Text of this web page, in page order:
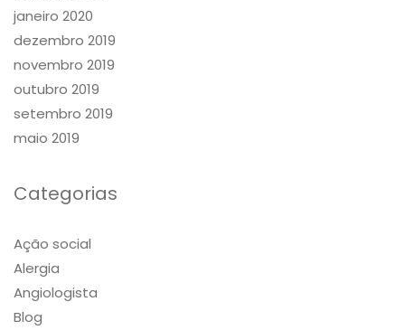
janeiro 2020
dezembro 2019
novembro 2019
outubro 2019
setembro 2019
maio 2019
Categorias
Ação social
Alergia
Angiologista
Blog